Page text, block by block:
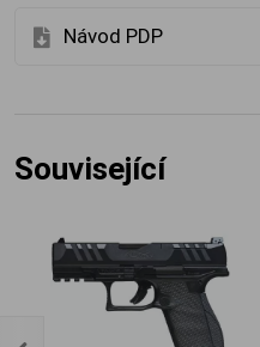
Návod PDP
Související